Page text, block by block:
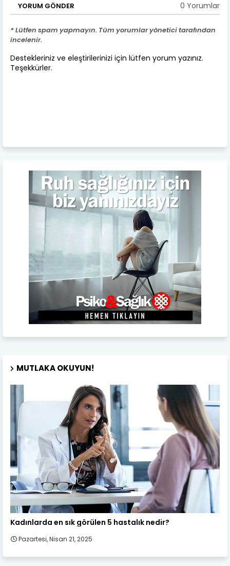
YORUM GÖNDER 0 Yorumlar
* Lütfen spam yapmayın. Tüm yorumlar yönetici tarafından
incelenir.
Destekleriniz ve eleştirilerinizi için lütfen yorum yazınız.
Teşekkürler.
MUTLAKA OKUYUN!
Kadın Sağlığı
Kadınlarda en sık görülen 5 hastalık nedir?
Pazartesi, Nisan 21, 2025